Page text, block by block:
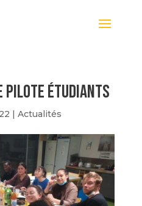
pilote étudiants
| Actualités